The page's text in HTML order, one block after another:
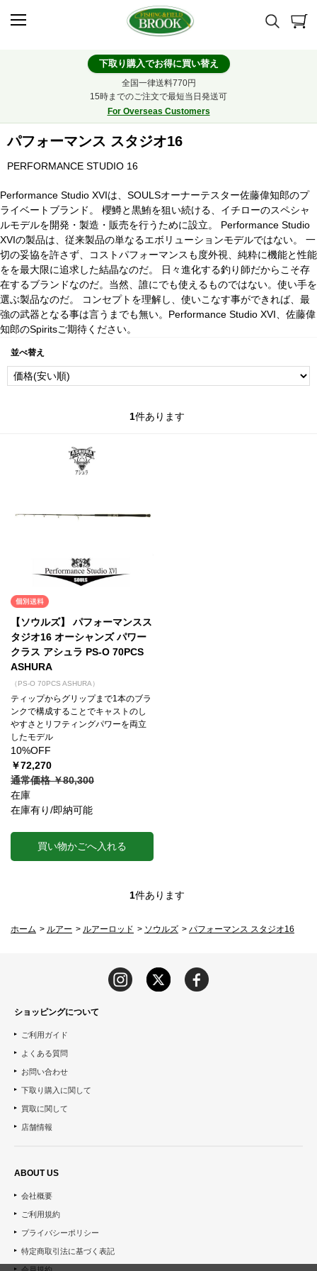
下取り購入でお得に買い替え
全国一律送料770円
15時までのご注文で最短当日発送可
For Overseas Customers
パフォーマンス スタジオ16
PERFORMANCE STUDIO 16
Performance Studio XVIは、SOULSオーナーテスター佐藤偉知郎のプ
ライベートブランド。 櫻鱒と黒鮪を狙い続ける、イチローのスペシャ
ルモデルを開発・製造・販売を行うために設立。 Performance Studio
XVIの製品は、従来製品の単なるエボリューションモデルではない。 一
切の妥協を許さず、コストパフォーマンスも度外視、純粋に機能と性能
をを最大限に追求した結晶なのだ。 日々進化する釣り師だからこそ存
在するブランドなのだ。当然、誰にでも使えるものではない。使い手を
選ぶ製品なのだ。 コンセプトを理解し、使いこなす事ができれば、最
強の武器となる事は言うまでも無い。Performance Studio XVI、佐藤偉
知郎のSpiritsご期待ください。
並べ替え
1件あります
【ソウルズ】 パフォーマンスス
タジオ16 オーシャンズ パワー
クラス アシュラ PS-O 70PCS
ASHURA
（PS-O 70PCS ASHURA）
ティップからグリップまで1本のブラ
ンクで構成することでキャストのし
やすさとリフティングパワーを両立
したモデル
10%OFF
￥72,270
通常価格 ￥80,300
在庫
在庫有り/即納可能
買い物かごへ入れる
1件あります
ホーム > ルアー > ルアーロッド > ソウルズ > パフォーマンス スタジオ16
ショッピングについて
ご利用ガイド
よくある質問
お問い合わせ
下取り購入に関して
買取に関して
店舗情報
ABOUT US
会社概要
ご利用規約
プライバシーポリシー
特定商取引法に基づく表記
会員規約